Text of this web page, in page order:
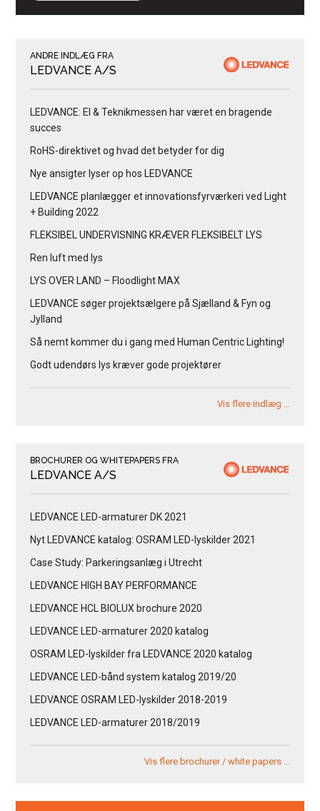
ANDRE INDLÆG FRA
LEDVANCE A/S
LEDVANCE: El & Teknikmessen har været en bragende
succes
RoHS-direktivet og hvad det betyder for dig
Nye ansigter lyser op hos LEDVANCE
LEDVANCE planlægger et innovationsfyrværkeri ved Light
+ Building 2022
FLEKSIBEL UNDERVISNING KRÆVER FLEKSIBELT LYS
Ren luft med lys
LYS OVER LAND – Floodlight MAX
LEDVANCE søger projektsælgere på Sjælland & Fyn og
Jylland
Så nemt kommer du i gang med Human Centric Lighting!
Godt udendørs lys kræver gode projektører
Vis flere indlæg …
BROCHURER OG WHITEPAPERS FRA
LEDVANCE A/S
LEDVANCE LED-armaturer DK 2021
Nyt LEDVANCE katalog: OSRAM LED-lyskilder 2021
Case Study: Parkeringsanlæg i Utrecht
LEDVANCE HIGH BAY PERFORMANCE
LEDVANCE HCL BIOLUX brochure 2020
LEDVANCE LED-armaturer 2020 katalog
OSRAM LED-lyskilder fra LEDVANCE 2020 katalog
LEDVANCE LED-bånd system katalog 2019/20
LEDVANCE OSRAM LED-lyskilder 2018-2019
LEDVANCE LED-armaturer 2018/2019
Vis flere brochurer / white papers …